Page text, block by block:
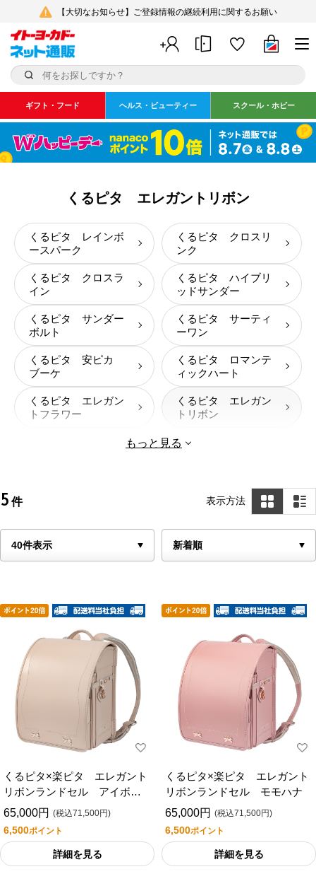
【大切なお知らせ】ご登録情報の継続利用に関するお願い
ギフト・フード ヘルス・ビューティー スクール・ホビー
くるピタ エレガントリボン
くるピタ レインボ
ースパーク
くるピタ クロスリ
ンク
くるピタ クロスラ
イン
くるピタ ハイブリ
ッドサンダー
くるピタ サンダー
ボルト
くるピタ サーティ
ーワン
くるピタ 安ピカ
ブーケ
くるピタ ロマンテ
ィックハート
くるピタ エレガン
トフラワー
くるピタ エレガン
トリボン
もっと見る
5 件 表示方法
くるピタ×楽ピタ エレガント
リボンランドセル アイボリ
ー
65,000円 (税込71,500円)
6,500ポイント
詳細を見る
くるピタ×楽ピタ エレガント
リボンランドセル モモハナ
65,000円 (税込71,500円)
6,500ポイント
詳細を見る